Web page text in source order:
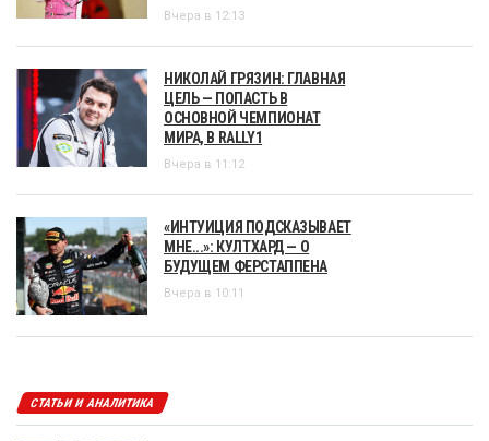
Вчера в 12:13
НИКОЛАЙ ГРЯЗИН: ГЛАВНАЯ
ЦЕЛЬ — ПОПАСТЬ В
ОСНОВНОЙ ЧЕМПИОНАТ
МИРА, В RALLY1
Вчера в 11:12
«ИНТУИЦИЯ ПОДСКАЗЫВАЕТ
МНЕ...»: КУЛТХАРД — О
БУДУЩЕМ ФЕРСТАППЕНА
Вчера в 10:11
СТАТЬИ И АНАЛИТИКА